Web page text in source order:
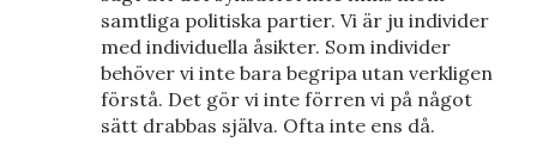
samtliga politiska partier. Vi är ju individer
med individuella åsikter. Som individer
behöver vi inte bara begripa utan verkligen
förstå. Det gör vi inte förren vi på något
sätt drabbas själva. Ofta inte ens då.